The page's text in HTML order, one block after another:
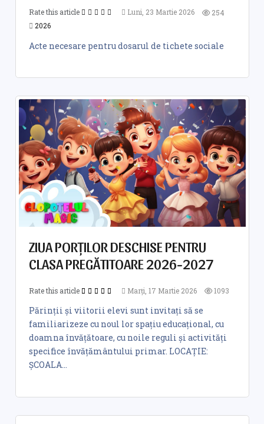
Rate this article Luni, 23 Martie 2026
254
2026
Acte necesare pentru dosarul de tichete sociale
ZIUA PORȚILOR DESCHISE PENTRU
CLASA PREGĂTITOARE 2026-2027
Rate this article Marți, 17 Martie 2026 1093
Părinții și viitorii elevi sunt invitați să se
familiarizeze cu noul lor spațiu educațional, cu
doamna învățătoare, cu noile reguli și activități
specifice învățământului primar. LOCAȚIE:
ȘCOALA...